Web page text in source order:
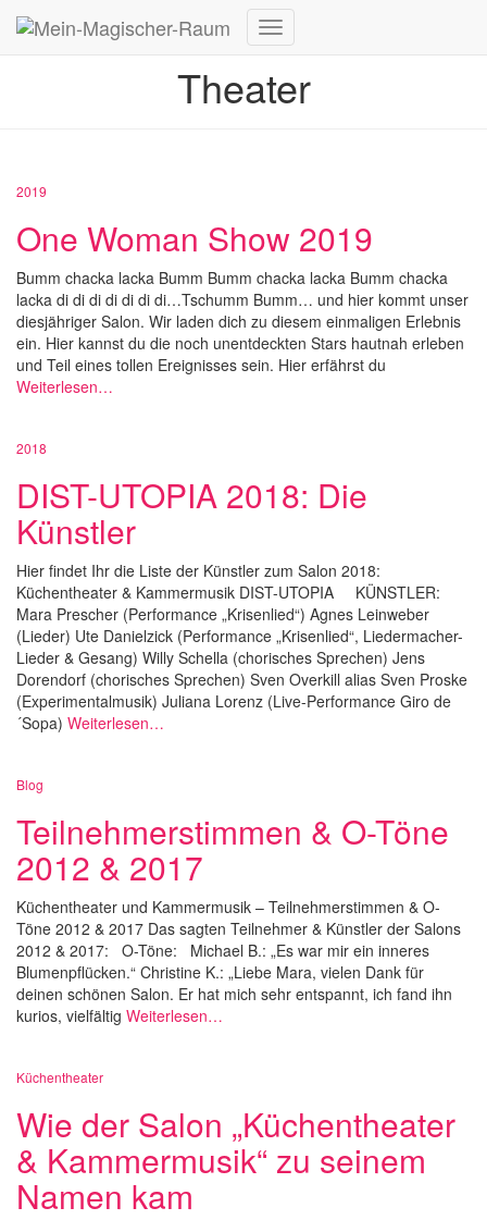
Navigation
Theater
2019
One Woman Show 2019
Bumm chacka lacka Bumm Bumm chacka lacka Bumm chacka
lacka di di di di di di di…Tschumm Bumm… und hier kommt unser
diesjähriger Salon. Wir laden dich zu diesem einmaligen Erlebnis
ein. Hier kannst du die noch unentdeckten Stars hautnah erleben
und Teil eines tollen Ereignisses sein. Hier erfährst du
Weiterlesen…
2018
DIST-UTOPIA 2018: Die
Künstler
Hier findet Ihr die Liste der Künstler zum Salon 2018:
Küchentheater & Kammermusik DIST-UTOPIA KÜNSTLER:
Mara Prescher (Performance „Krisenlied“) Agnes Leinweber
(Lieder) Ute Danielzick (Performance „Krisenlied“, Liedermacher-
Lieder & Gesang) Willy Schella (chorisches Sprechen) Jens
Dorendorf (chorisches Sprechen) Sven Overkill alias Sven Proske
(Experimentalmusik) Juliana Lorenz (Live-Performance Giro de
´Sopa) Weiterlesen…
Blog
Teilnehmerstimmen & O-Töne
2012 & 2017
Küchentheater und Kammermusik – Teilnehmerstimmen & O-
Töne 2012 & 2017 Das sagten Teilnehmer & Künstler der Salons
2012 & 2017: O-Töne: Michael B.: „Es war mir ein inneres
Blumenpflücken.“ Christine K.: „Liebe Mara, vielen Dank für
deinen schönen Salon. Er hat mich sehr entspannt, ich fand ihn
kurios, vielfältig Weiterlesen…
Küchentheater
Wie der Salon „Küchentheater
& Kammermusik“ zu seinem
Namen kam